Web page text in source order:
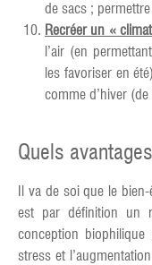
de sacs ;
Recréer un «
l’air (en
les favoriser en
comme d’hiver
Quels
Il va de soi que le
est par définition un
conception
stress et